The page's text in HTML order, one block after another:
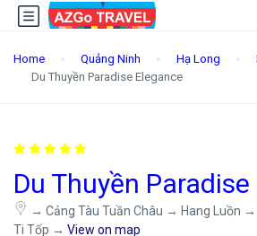
Home Quảng Ninh Hạ Long
Du Thuyền Paradise Elegance
Du Thuyền
→ Cảng Tàu Tuần Châu → Hang Luồn
Ti Tốp → View on map